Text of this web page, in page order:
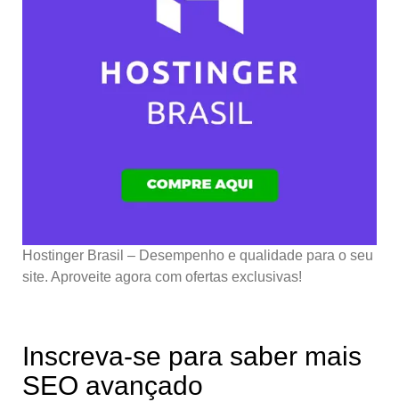
Hostinger Brasil – Desempenho e qualidade para o seu
site. Aproveite agora com ofertas exclusivas!
Inscreva-se para saber mais
SEO avançado